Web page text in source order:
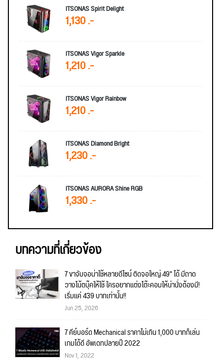
ITSONAS Spirit Delight
1,130 .-
ITSONAS Vigor Sparkle
1,210 .-
ITSONAS Vigor Rainbow
1,210 .-
ITSONAS Diamond Bright
1,230 .-
ITSONAS AURORA Shine RGB
1,330 .-
บทความที่เกี่ยวข้อง
7 ขาจับจอน่าใช้หลายดีไซน์ ติดจอใหญ่ 49" ได้ มีถาด
วางโน้ตบุ๊คให้ใช้ ใครอยากแต่งโต๊ะคอมให้น่านั่งต้องมี!
เริ่มแค่ 439 บาทเท่านั้น!!
Jun 25, 2026
7 คีย์บอร์ด Mechanical ราคาไม่เกิน 1,000 บาทก็เล่น
เกมได้ดี อัพเดทปลายปี 2022
Nov 1, 2022